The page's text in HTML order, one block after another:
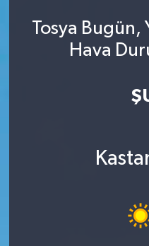
Tosya Bugün,
Hava
Son Dakika Haberleri